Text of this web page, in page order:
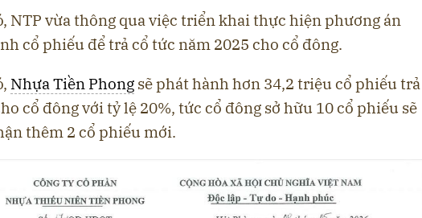
NTP vừa thông qua việc triển khai thực hiện phương án
cổ phiếu để trả cổ tức năm 2025 cho cổ đông.
Nhựa Tiền Phong sẽ phát hành hơn 34,2 triệu cổ phiếu trả
cổ đông với tỷ lệ 20%, tức cổ đông sở hữu 10 cổ phiếu sẽ
thêm 2 cổ phiếu mới.